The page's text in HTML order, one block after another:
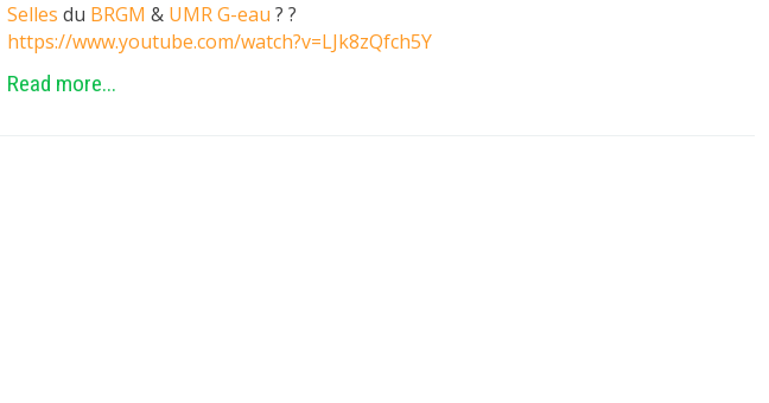
Selles du BRGM & UMR G-eau ? ?
https://www.youtube.com/watch?v=LJk8zQfch5Y
Read more...